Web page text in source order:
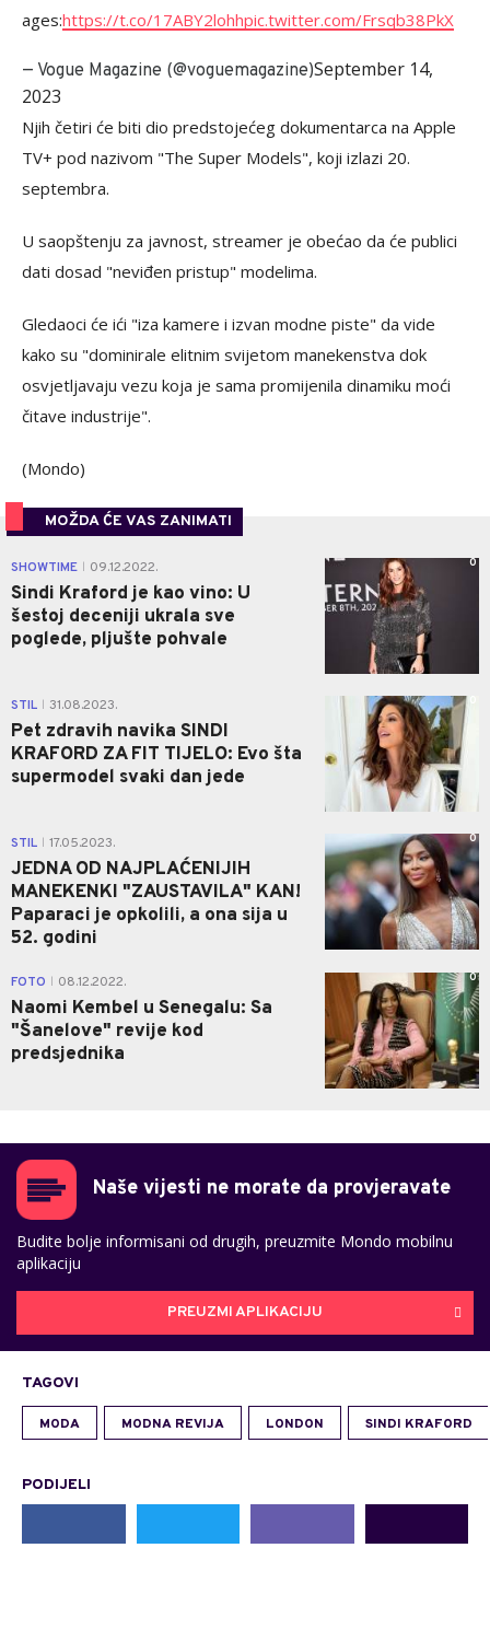
ages:https://t.co/17ABY2lohhpic.twitter.com/Frsqb38PkX
— Vogue Magazine (@voguemagazine)September 14,
2023
Njih četiri će biti dio predstojećeg dokumentarca na Apple
TV+ pod nazivom "The Super Models", koji izlazi 20.
septembra.
U saopštenju za javnost, streamer je obećao da će publici
dati dosad "neviđen pristup" modelima.
Gledaoci će ići "iza kamere i izvan modne piste" da vide
kako su "dominirale elitnim svijetom manekenstva dok
osvjetljavaju vezu koja je sama promijenila dinamiku moći
čitave industrije".
(Mondo)
MOŽDA ĆE VAS ZANIMATI
SHOWTIME 09.12.2022.
Sindi Kraford je kao vino: U
šestoj deceniji ukrala sve
poglede, pljušte pohvale
0
STIL 31.08.2023.
Pet zdravih navika SINDI
KRAFORD ZA FIT TIJELO: Evo šta
supermodel svaki dan jede
0
STIL 17.05.2023.
JEDNA OD NAJPLAĆENIJIH
MANEKENKI "ZAUSTAVILA" KAN!
Paparaci je opkolili, a ona sija u
52. godini
0
FOTO 08.12.2022.
Naomi Kembel u Senegalu: Sa
"Šanelove" revije kod
predsjednika
0
Naše vijesti ne morate da provjeravate
Budite bolje informisani od drugih, preuzmite Mondo mobilnu
aplikaciju
PREUZMI APLIKACIJU
TAGOVI
MODA MODNA REVIJA LONDON SINDI KRAFORD
PODIJELI